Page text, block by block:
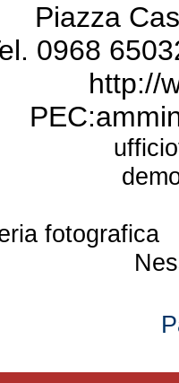
Piazza
0968
http://
fotografica